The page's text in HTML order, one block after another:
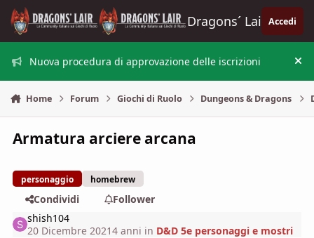
Vai al contenuto
Dragons´ Lair Accedi
Nuova procedura di approvazione delle iscrizioni
Home Forum Giochi di Ruolo Dungeons & Dragons
Armatura arciere arcana
personaggio homebrew
Condividi
Follower
shish104
20 Dicembre 20214 anni in D&D 5e personaggi e mostri